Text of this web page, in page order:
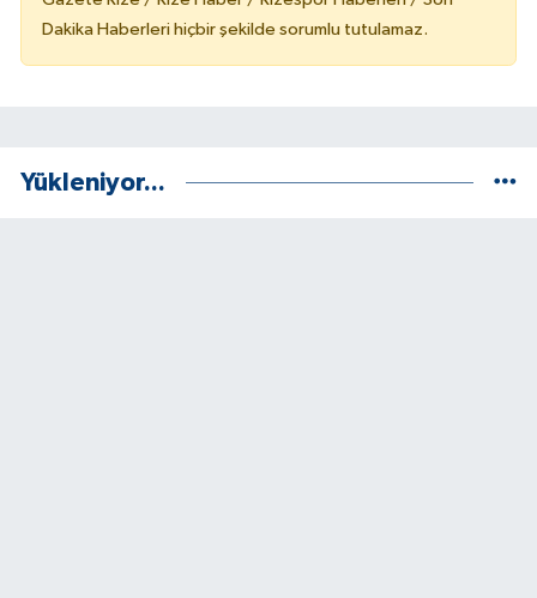
Dakika Haberleri hiçbir şekilde sorumlu tutulamaz.
Yükleniyor...